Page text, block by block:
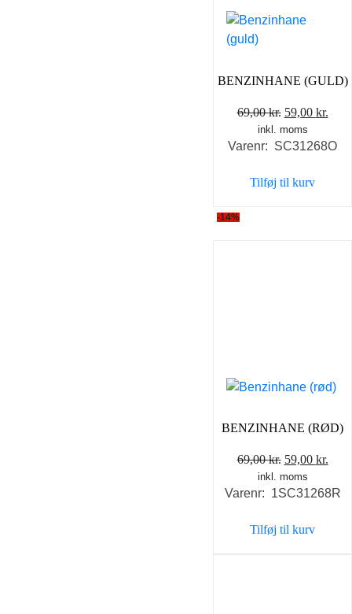
BENZINHANE (GULD)
69,00kr. Den
oprindelige
pris
69,00 kr..
59,00 kr.
pris
inkl. moms
Varenr: SC31268O
Tilføj til kurv
-14%
BENZINHANE (RØD)
69,00kr. Den
oprindelige
pris
69,00 kr..
59,00 kr.Den
pris
inkl. moms
Varenr: 1SC31268R
Tilføj til kurv